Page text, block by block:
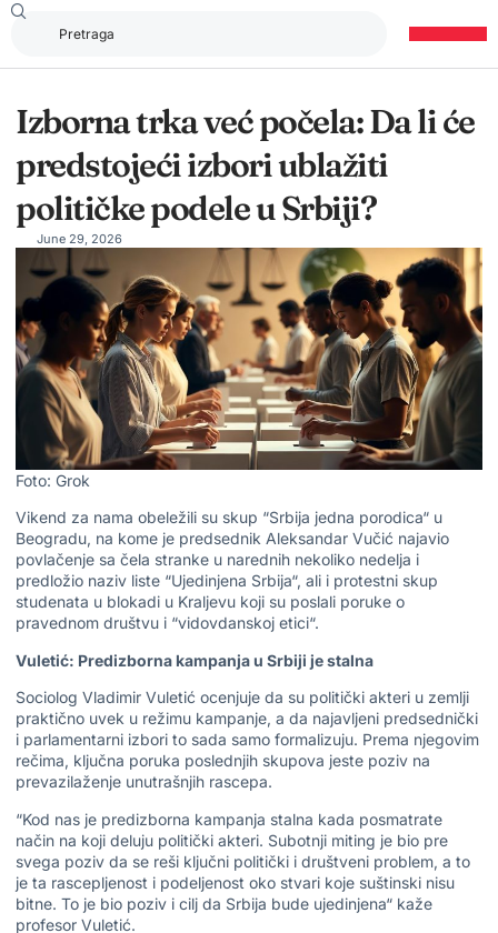
Izborna trka već počela: Da li će
predstojeći izbori ublažiti
političke podele u Srbiji?
June 29, 2026
Foto: Grok
Vikend za nama obeležili su skup “Srbija jedna porodica“ u
Beogradu, na kome je predsednik Aleksandar Vučić najavio
povlačenje sa čela stranke u narednih nekoliko nedelja i
predložio naziv liste “Ujedinjena Srbija“, ali i protestni skup
studenata u blokadi u Kraljevu koji su poslali poruke o
pravednom društvu i “vidovdanskoj etici“.
Vuletić: Predizborna kampanja u Srbiji je stalna
Sociolog Vladimir Vuletić ocenjuje da su politički akteri u zemlji
praktično uvek u režimu kampanje, a da najavljeni predsednički
i parlamentarni izbori to sada samo formalizuju. Prema njegovim
rečima, ključna poruka poslednjih skupova jeste poziv na
prevazilaženje unutrašnjih rascepa.
“Kod nas je predizborna kampanja stalna kada posmatrate
način na koji deluju politički akteri. Subotnji miting je bio pre
svega poziv da se reši ključni politički i društveni problem, a to
je ta rascepljenost i podeljenost oko stvari koje suštinski nisu
bitne. To je bio poziv i cilj da Srbija bude ujedinjena“ kaže
profesor Vuletić.